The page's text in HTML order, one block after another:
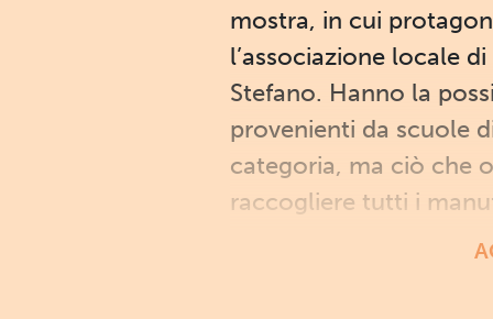
mostra, in cui
l’associazione locale
Stefano. Hanno la
provenienti da scuole
categoria, ma ciò che
raccogliere tutti i